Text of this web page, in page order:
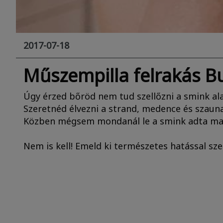
2017-07-18
Műszempilla felrakás
Úgy érzed bőröd nem tud szellőzni a smink
Szeretnéd élvezni a strand, medence és
Közben mégsem mondanál le a smink adta
Nem is kell! Emeld ki természetes hatással